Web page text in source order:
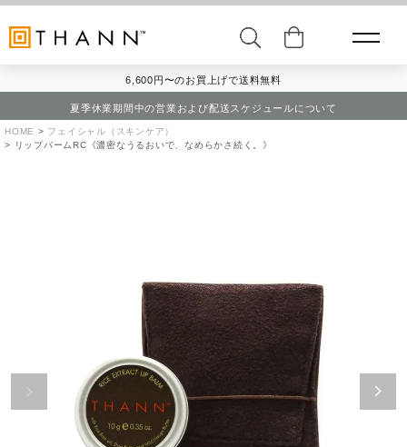
6,600円〜のお買上げで送料無料
夏季休業期間中の営業および配送スケジュールについて
HOME
フェイシャル（スキンケア）
リップバームRC《濃密なうるおいで、なめらかさ続く。》